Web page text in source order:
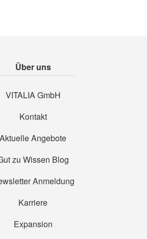
Über uns
VITALIA GmbH
Kontakt
Aktuelle Angebote
zu Wissen Blog
Anmeldung
Karriere
Expansion